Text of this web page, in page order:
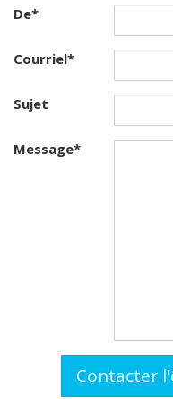
De*
Courriel*
Sujet
Message*